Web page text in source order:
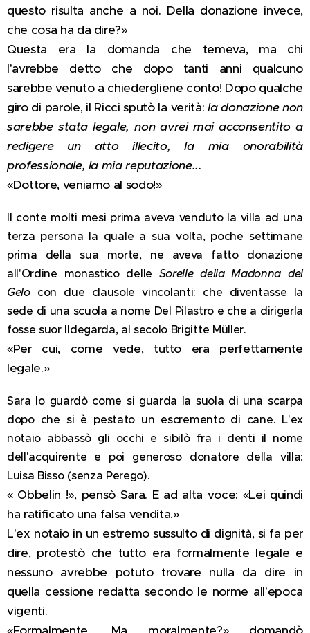
questo risulta anche a noi. Della donazione invece,
che cosa ha da dire?»
Questa era la domanda che temeva, ma chi
l'avrebbe detto che dopo tanti anni qualcuno
sarebbe venuto a chiedergliene conto! Dopo qualche
giro di parole, il Ricci sputò la verità: la donazione non
sarebbe stata legale, non avrei mai acconsentito a
redigere un atto illecito, la mia onorabilità
professionale, la mia reputazione...
«Dottore, veniamo al sodo!»
Il conte molti mesi prima aveva venduto la villa ad una
terza persona la quale a sua volta, poche settimane
prima della sua morte, ne aveva fatto donazione
all'Ordine monastico delle Sorelle della Madonna del
Gelocon due clausole vincolanti: che diventasse la
sede di una scuola a nome Del Pilastro e che a dirigerla
fosse suor Ildegarda, al secolo Brigitte Müller.
«Per cui, come vede, tutto era perfettamente
legale.»
Sara lo guardò come si guarda la suola di una scarpa
dopo che si è pestato un escremento di cane. L'ex
notaio abbassò gli occhi e sibilò fra i denti il nome
dell'acquirente e poi generoso donatore della villa:
Luisa Bisso (senza Perego).
« Obbelin !», pensò Sara. E ad alta voce: «Lei quindi
ha ratificato una falsa vendita.»
L'ex notaio in un estremo sussulto di dignità, si fa per
dire, protestò che tutto era formalmente legale e
nessuno avrebbe potuto trovare nulla da dire in
quella cessione redatta secondo le norme all'epoca
vigenti.